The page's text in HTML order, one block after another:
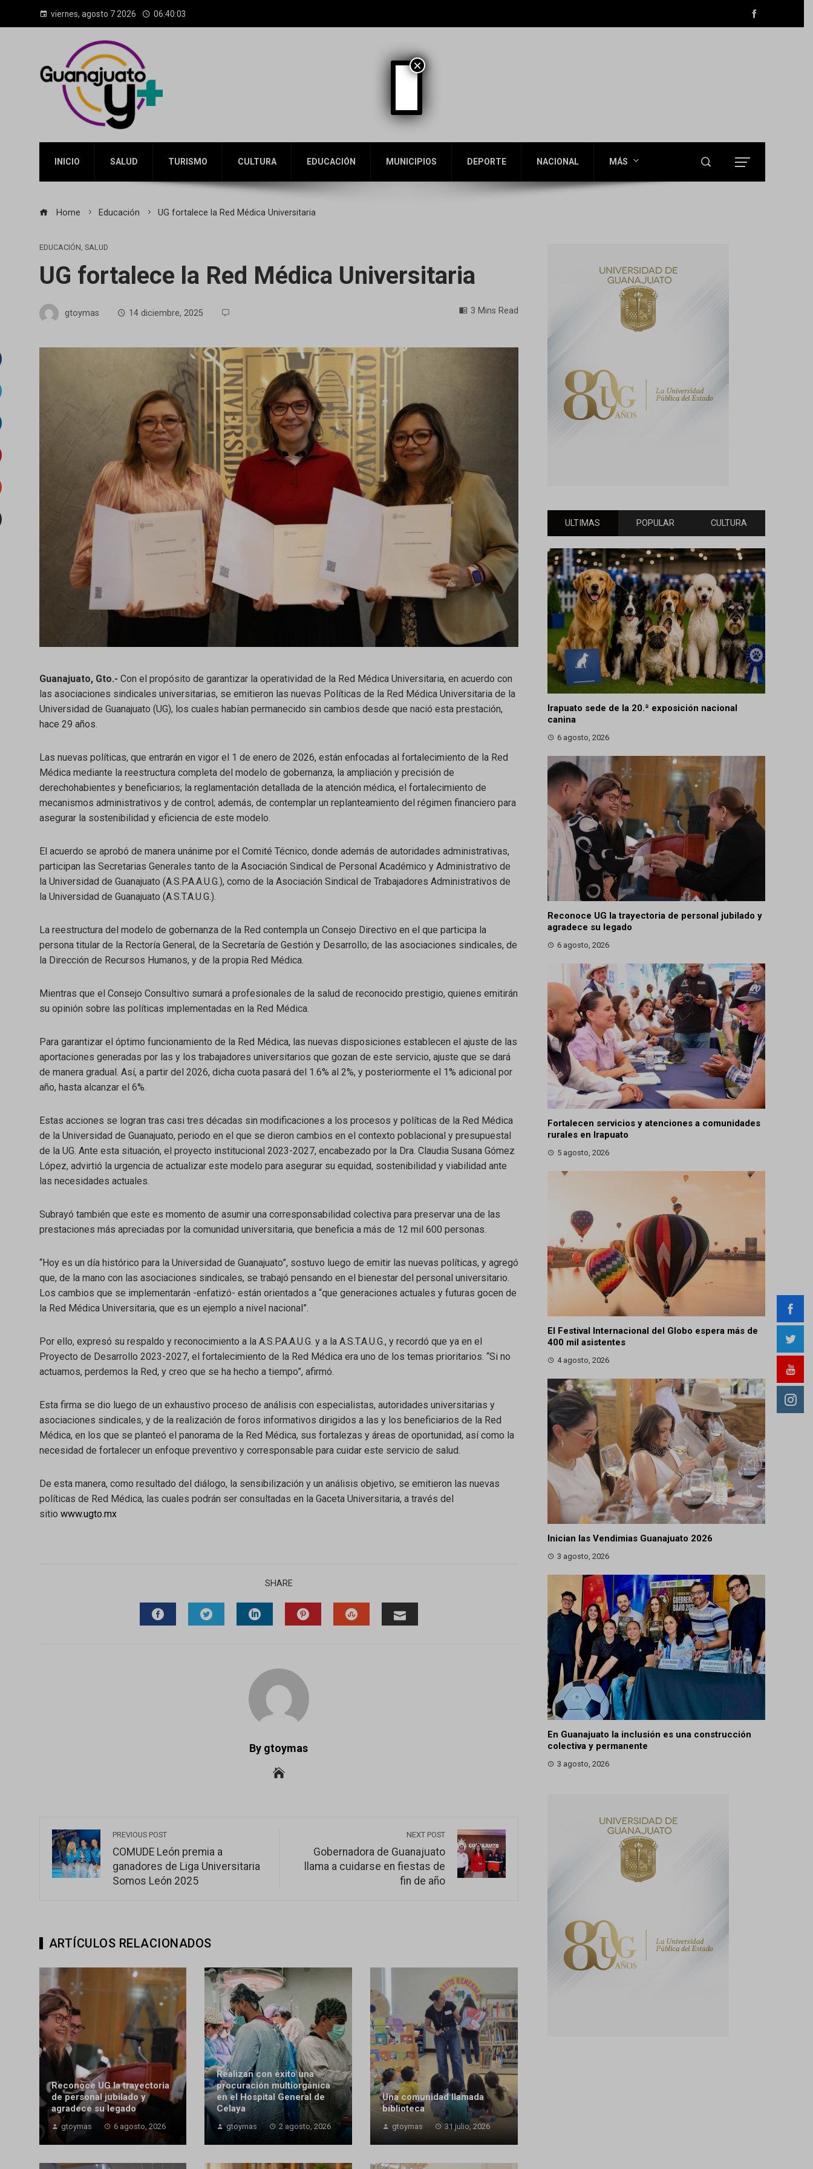
viernes, agosto 7 2026 06:40:05
INICIO SALUD TURISMO CULTURA EDUCACIÓN MUNICIPIOS DEPORTE NACIONAL MÁS
Home Educación UG fortalece la Red Médica Universitaria
EDUCACIÓN, SALUD
UG fortalece la Red Médica Universitaria
gtoymas 14 diciembre, 2025 3 Mins Read
Guanajuato, Gto.- Con el propósito de garantizar la operatividad de la Red Médica Universitaria, en acuerdo con
las asociaciones sindicales universitarias, se emitieron las nuevas Políticas de la Red Médica Universitaria de la
Universidad de Guanajuato (UG), los cuales habían permanecido sin cambios desde que nació esta prestación,
hace 29 años.
Las nuevas políticas, que entrarán en vigor el 1 de enero de 2026, están enfocadas al fortalecimiento de la Red
Médica mediante la reestructura completa del modelo de gobernanza, la ampliación y precisión de
derechohabientes y beneficiarios; la reglamentación detallada de la atención médica, el fortalecimiento de
mecanismos administrativos y de control; además, de contemplar un replanteamiento del régimen financiero para
asegurar la sostenibilidad y eficiencia de este modelo.
El acuerdo se aprobó de manera unánime por el Comité Técnico, donde además de autoridades administrativas,
participan las Secretarias Generales tanto de la Asociación Sindical de Personal Académico y Administrativo de
la Universidad de Guanajuato (A.S.P.A.A.U.G.), como de la Asociación Sindical de Trabajadores Administrativos de
la Universidad de Guanajuato (A.S.T.A.U.G.).
La reestructura del modelo de gobernanza de la Red contempla un Consejo Directivo en el que participa la
persona titular de la Rectoría General, de la Secretaría de Gestión y Desarrollo; de las asociaciones sindicales, de
la Dirección de Recursos Humanos, y de la propia Red Médica.
Mientras que el Consejo Consultivo sumará a profesionales de la salud de reconocido prestigio, quienes emitirán
su opinión sobre las políticas implementadas en la Red Médica.
Para garantizar el óptimo funcionamiento de la Red Médica, las nuevas disposiciones establecen el ajuste de las
aportaciones generadas por las y los trabajadores universitarios que gozan de este servicio, ajuste que se dará
de manera gradual. Así, a partir del 2026, dicha cuota pasará del 1.6% al 2%, y posteriormente el 1% adicional por
año, hasta alcanzar el 6%.
Estas acciones se logran tras casi tres décadas sin modificaciones a los procesos y políticas de la Red Médica
de la Universidad de Guanajuato, periodo en el que se dieron cambios en el contexto poblacional y presupuestal
de la UG. Ante esta situación, el proyecto institucional 2023-2027, encabezado por la Dra. Claudia Susana Gómez
López, advirtió la urgencia de actualizar este modelo para asegurar su equidad, sostenibilidad y viabilidad ante
las necesidades actuales.
Subrayó también que este es momento de asumir una corresponsabilidad colectiva para preservar una de las
prestaciones más apreciadas por la comunidad universitaria, que beneficia a más de 12 mil 600 personas.
“Hoy es un día histórico para la Universidad de Guanajuato”, sostuvo luego de emitir las nuevas políticas, y agregó
que, de la mano con las asociaciones sindicales, se trabajó pensando en el bienestar del personal universitario.
Los cambios que se implementarán -enfatizó- están orientados a “que generaciones actuales y futuras gocen de
la Red Médica Universitaria, que es un ejemplo a nivel nacional”.
Por ello, expresó su respaldo y reconocimiento a la A.S.P.A.A.U.G. y a la A.S.T.A.U.G., y recordó que ya en el
Proyecto de Desarrollo 2023-2027, el fortalecimiento de la Red Médica era uno de los temas prioritarios. “Si no
actuamos, perdemos la Red, y creo que se ha hecho a tiempo”, afirmó.
Esta firma se dio luego de un exhaustivo proceso de análisis con especialistas, autoridades universitarias y
asociaciones sindicales, y de la realización de foros informativos dirigidos a las y los beneficiarios de la Red
Médica, en los que se planteó el panorama de la Red Médica, sus fortalezas y áreas de oportunidad, así como la
necesidad de fortalecer un enfoque preventivo y corresponsable para cuidar este servicio de salud.
De esta manera, como resultado del diálogo, la sensibilización y un análisis objetivo, se emitieron las nuevas
políticas de Red Médica, las cuales podrán ser consultadas en la Gaceta Universitaria, a través del
sitio www.ugto.mx
SHARE
By gtoymas
PREVIOUS POST
COMUDE León premia a
ganadores de Liga Universitaria
Somos León 2025
NEXT POST
Gobernadora de Guanajuato
llama a cuidarse en fiestas de
fin de año
ARTÍCULOS RELACIONADOS
Reconoce UG la trayectoria
de personal jubilado y
agradece su legado
gtoymas 6 agosto, 2026
Realizan con éxito una
procuración multiorgánica
en el Hospital General de
Celaya
gtoymas 2 agosto, 2026
Una comunidad llamada
biblioteca
gtoymas 31 julio, 2026
ULTIMAS POPULAR CULTURA
Irapuato sede de la 20.ª exposición nacional
canina
6 agosto, 2026
Reconoce UG la trayectoria de personal jubilado y
agradece su legado
6 agosto, 2026
Fortalecen servicios y atenciones a comunidades
rurales en Irapuato
5 agosto, 2026
El Festival Internacional del Globo espera más de
400 mil asistentes
4 agosto, 2026
Inician las Vendimias Guanajuato 2026
3 agosto, 2026
En Guanajuato la inclusión es una construcción
colectiva y permanente
3 agosto, 2026
×